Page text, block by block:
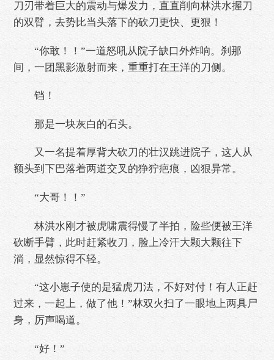
刀刃带着巨大的震动与爆发力，直直削向林洪水握刀
的双臂，去势比当头落下的砍刀更快、更狠！
“你敢！！”一道怒吼从院子缺口外炸响。刹那
间，一团黑影激射而来，重重打在王洋的刀侧。
铛！
那是一块灰白的石头。
又一名提着厚背大砍刀的壮汉跳进院子，这人从
额头到下巴落着两道交叉的狰狞疤痕，凶狠异常。
“大哥！！”
林洪水刚才被虎啸震得慢了半拍，险些便被王洋
砍断手臂，此时赶紧收刀，脸上冷汗大颗大颗往下
淌，显然惊得不轻。
“这小崽子使的是猛虎刀法，不好对付！有人正赶
过来，一起上，做了他！”林双火扫了一眼地上两具尸
身，厉声喝道。
“好！”